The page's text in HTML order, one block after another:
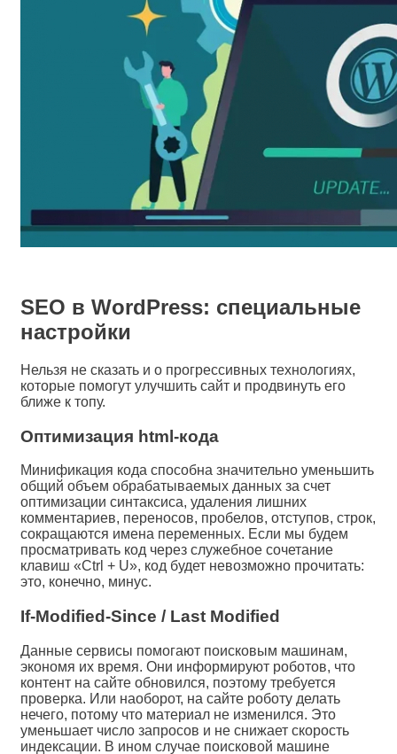
SEO в WordPress: специальные
настройки
Нельзя не сказать и о прогрессивных технологиях,
которые помогут улучшить сайт и продвинуть его
ближе к топу.
Оптимизация html-кода
Минификация кода способна значительно уменьшить
общий объем обрабатываемых данных за счет
оптимизации синтаксиса, удаления лишних
комментариев, переносов, пробелов, отступов, строк,
сокращаются имена переменных. Если мы будем
просматривать код через служебное сочетание
клавиш «Ctrl + U», код будет невозможно прочитать:
это, конечно, минус.
If-Modified-Since / Last Modified
Данные сервисы помогают поисковым машинам,
экономя их время. Они информируют роботов, что
контент на сайте обновился, поэтому требуется
проверка. Или наоборот, на сайте роботу делать
нечего, потому что материал не изменился. Это
уменьшает число запросов и не снижает скорость
индексации. В ином случае поисковой машине